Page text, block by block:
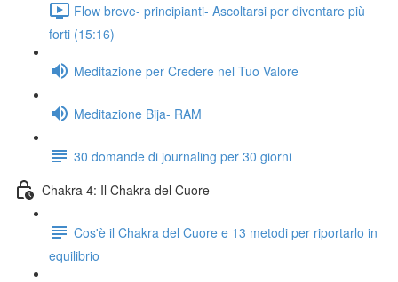
Flow breve- principianti- Ascoltarsi per diventare più
forti (15:16)
Meditazione per Credere nel Tuo Valore
Meditazione Bija- RAM
30 domande di journaling per 30 giorni
Chakra 4: Il Chakra del Cuore
Cos'è il Chakra del Cuore e 13 metodi per riportarlo in
equilibrio